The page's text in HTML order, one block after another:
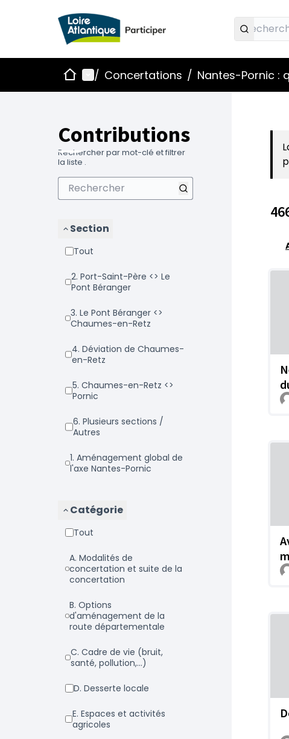
AccueilMenu principal
/ Concertations / Nantes-Pornic :
Contributions
Rechercher par mot-clé et filtrer
la liste .
Section
Tout
2. Port-Saint-Père <> Le
Pont Béranger
3. Le Pont Béranger <>
Chaumes-en-Retz
4. Déviation de Chaumes-
en-Retz
5. Chaumes-en-Retz <>
Pornic
6. Plusieurs sections /
Autres
1. Aménagement global de
l'axe Nantes-Pornic
Catégorie
Tout
a. Modalités de
concertation et suite de la
concertation
b. Options
d'aménagement de la
route départementale
c. Cadre de vie (bruit,
santé, pollution,...)
d. Desserte locale
e. Espaces et activités
agricoles